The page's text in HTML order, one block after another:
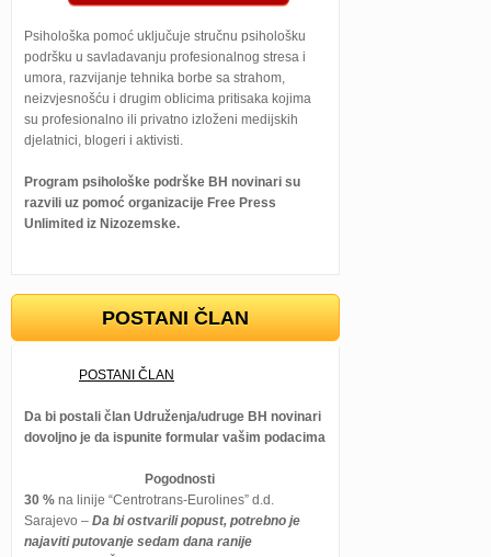
Psihološka pomoć uključuje stručnu psihološku
podršku u savladavanju profesionalnog stresa i
umora, razvijanje tehnika borbe sa strahom,
neizvjesnošću i drugim oblicima pritisaka kojima
su profesionalno ili privatno izloženi medijskih
djelatnici, blogeri i aktivisti.
Program psihološke podrške BH novinari su
razvili uz pomoć organizacije Free Press
Unlimited iz Nizozemske.
POSTANI ČLAN
POSTANI ČLAN
Da bi postali član Udruženja/udruge BH novinari
dovoljno je da ispunite formular vašim podacima
Pogodnosti
30 % na linije “Centrotrans-Eurolines” d.d.
Sarajevo – Da bi ostvarili popust, potrebno je
najaviti putovanje sedam dana ranije